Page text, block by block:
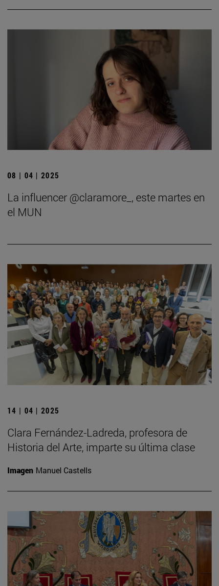
08 | 04 | 2025
La influencer @claramore_, este martes en
el MUN
14 | 04 | 2025
Clara Fernández-Ladreda, profesora de
Historia del Arte, imparte su última clase
Imagen Manuel Castells